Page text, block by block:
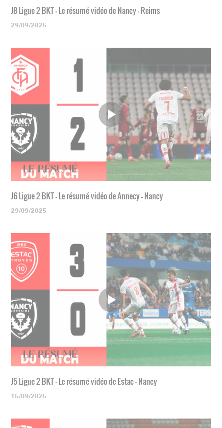
J8 Ligue 2 BKT - Le résumé vidéo de Nancy - Reims
29/09/2025
J6 Ligue 2 BKT - Le résumé vidéo de Annecy - Nancy
29/09/2025
J5 Ligue 2 BKT - Le résumé vidéo de Estac - Nancy
15/09/2025